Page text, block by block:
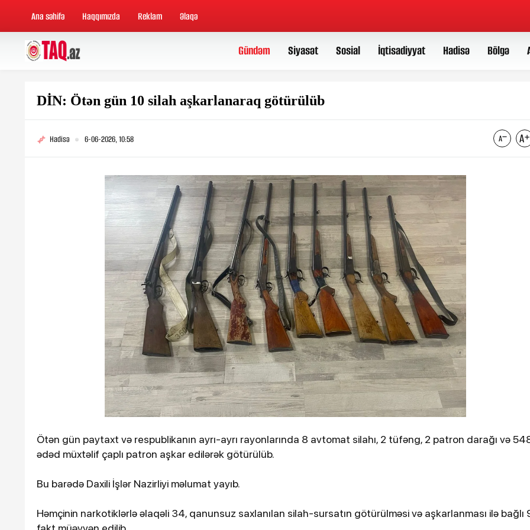
Ana səhifə Haqqımızda Reklam Əlaqə
Gündəm Siyasət Sosial İqtisadiyyat Hadisə Bölgə
DİN: Ötən gün 10 silah aşkarlanaraq götürülüb
Hadisə 6-06-2026, 10:58
Ötən gün paytaxt və respublikanın ayrı-ayrı rayonlarında 8 avtomat silahı, 2 tüfəng, 2 patron darağı və
ədəd müxtəlif çaplı patron aşkar edilərək götürülüb.
Bu barədə Daxili İşlər Nazirliyi məlumat yayıb.
Həmçinin narkotiklərlə əlaqəli 34, qanunsuz saxlanılan silah-sursatın götürülməsi və aşkarlanması ilə bağlı
Ötən il 900 əsər və ifa qeydiyyatdan
keçirilib
Kənan Doğulu, Beren Saat və daha 20
nəfər narkotikə görə saxlanılıb
12-03-2026, 12:12
hücumlarından zərərçəkənlərin
dronlarını vurmaq üçün
Ukraynadan kömək